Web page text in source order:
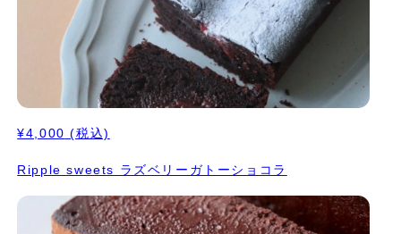
¥4,000 (税込)
Ripple sweets ラズベリーガトーショコラ